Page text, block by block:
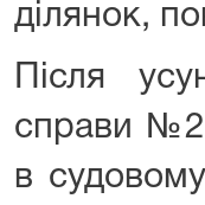
ділянок,
Після
справи
в